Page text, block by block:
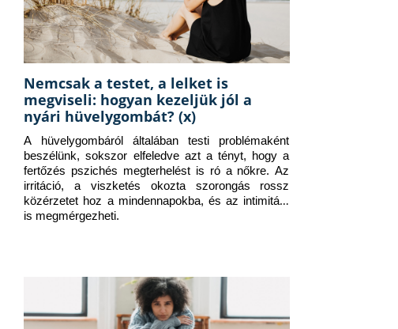
Nemcsak a testet, a lelket is
megviseli: hogyan kezeljük jól a
nyári hüvelygombát? (x)
A hüvelygombáról általában testi problémaként
beszélünk, sokszor elfeledve azt a tényt, hogy a
fertőzés pszichés megterhelést is ró a nőkre. Az
irritáció, a viszketés okozta szorongás rossz
közérzetet hoz a mindennapokba, és az intimitást
is megmérgezheti.